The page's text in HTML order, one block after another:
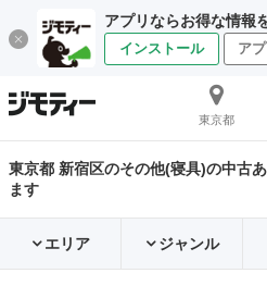
アプリならお得な情報
インストール ア
東京都
東京都 新宿区のその他(寝具)の中古
ます
エリア ジャンル